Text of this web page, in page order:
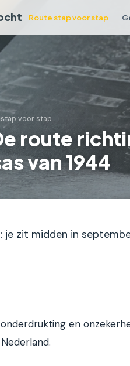
Route stap voor stap
stap voor stap
route
van 1944
je zit midden in
en